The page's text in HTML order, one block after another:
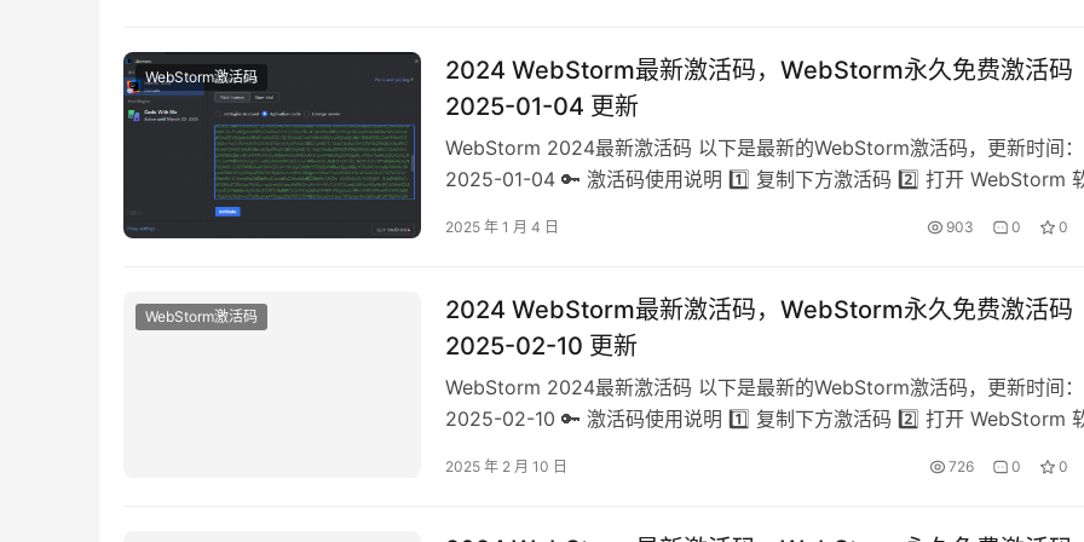
WebStorm激活码
2024 WebStorm最新激活码，WebStorm永久免费激活码
2025-01-04 更新
WebStorm 2024最新激活码 以下是最新的WebStorm激活码，更新时间：
2025-01-04 🔑 激活码使用说明 1️⃣ 复制下方激活码 2️⃣ 打开 WebStorm
码，点击 Activate ⚠️ 必看！必看！ 🔥 …
2025 年 1 月 4 日 903 0 0
WebStorm激活码
2024 WebStorm最新激活码，WebStorm永久免费激活码
2025-02-10 更新
WebStorm 2024最新激活码 以下是最新的WebStorm激活码，更新时间：
2025-02-10 🔑 激活码使用说明 1️⃣ 复制下方激活码 2️⃣ 打开 WebStorm
码，点击 Activate ⚠️ 必看！必看！ 🔥 …
2025 年 2 月 10 日 726 0 0